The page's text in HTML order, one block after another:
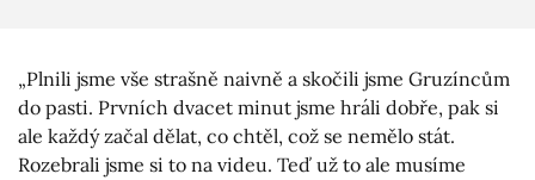
„Plnili jsme vše strašně naivně a skočili jsme Gruzíncům
do pasti. Prvních dvacet minut jsme hráli dobře, pak si
ale každý začal dělat, co chtěl, což se nemělo stát.
Rozebrali jsme si to na videu. Teď už to ale musíme